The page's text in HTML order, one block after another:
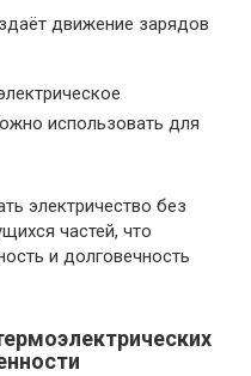
движение зарядов
использовать для
электричество без
частей, что
и долговечность